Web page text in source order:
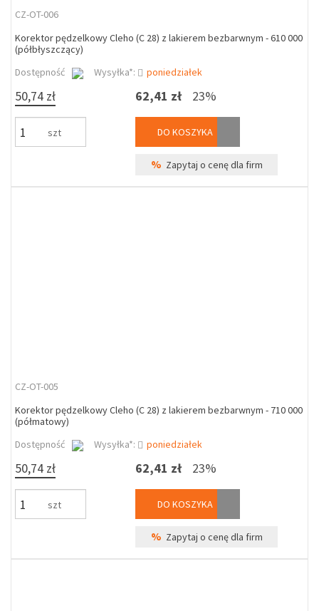
CZ-OT-006
Korektor pędzelkowy Cleho (C 28) z lakierem bezbarwnym - 610 000
(półbłyszczący)
Dostępność
Wysyłka*: poniedziałek
50,74 zł
szt
62,41 zł 23%
DO KOSZYKA
% Zapytaj o cenę dla firm
CZ-OT-005
Korektor pędzelkowy Cleho (C 28) z lakierem bezbarwnym - 710 000
(półmatowy)
Dostępność
Wysyłka*: poniedziałek
50,74 zł
szt
62,41 zł 23%
DO KOSZYKA
% Zapytaj o cenę dla firm